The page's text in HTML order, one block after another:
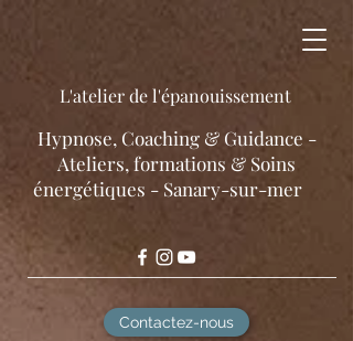
​Hypnose, Coaching & Guidance -
Ateliers, formations & Soins
énergétiques - Sanary-sur-mer
Contactez-nous
L'atelier de l'épanouissement